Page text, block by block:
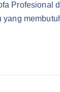
Profesional
yang